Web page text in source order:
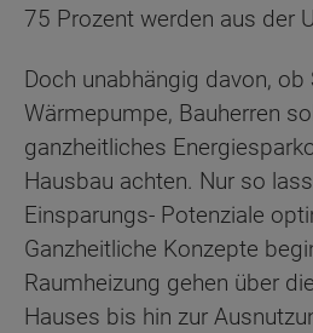
75 Prozent werden aus der
Doch unabhängig davon, ob
Wärmepumpe, Bauherren
ganzheitliches
Hausbau achten. Nur so
Einsparungs- Potenziale
Ganzheitliche Konzepte
Raumheizung gehen über
Hauses bis hin zur